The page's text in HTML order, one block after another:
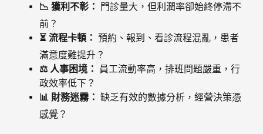
📉 獲利不彰：
門診量大，但利潤率卻始終停滯不
前？
⏳ 流程卡頓： 預約、報到、看診流程混亂，患者
滿意度難提升？
⚖️ 人事困境：
員工流動率高，排班問題嚴重，行
政效率低下？
📊 財務迷霧： 缺乏有效的數據分析，經營決策憑
感覺？